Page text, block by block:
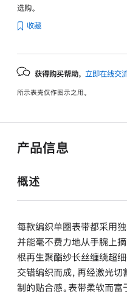
选购。
收藏
获得购买帮助， 立即在线交
所示表壳仅作图示之用。
产品信息
概述
每款编织单圈表带都采用独
并能毫不费力地从手腕上
根再生聚酯纱长丝缠绕超
交错编织而成，再经激光
制的贴合感。表带柔软而富